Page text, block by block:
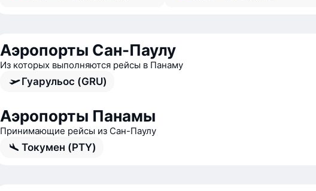
Аэропорты Сан-Паулу
Из которых выполняются рейсы в Панаму
Гуарульос (GRU)
Аэропорты Панамы
Принимающие рейсы из Сан-Паулу
Токумен (PTY)